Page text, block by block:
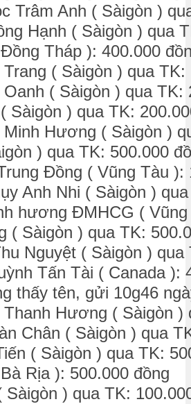
Trâm Anh ( Sàigòn )
Hạnh ( Sàigòn ) qua
Tháp ): 400.000
( Sàigòn ) qua TK:
( Sàigòn ) qua TK:
Sàigòn ) qua TK:
Hương ( Sàigòn )
) qua TK: 500.000
Đồng ( Vũng Tàu ):
Anh Nhi ( Sàigòn )
hương ĐMHCG (
( Sàigòn ) qua TK:
Nguyệt ( Sàigòn )
Tấn Tài ( Canada ):
thấy tên, gửi 10g46
Hương ( Sàigòn )
Chân ( Sàigòn ) qua
( Sàigòn ) qua TK:
Rịa ): 500.000 đồng
Sàigòn ) qua TK: